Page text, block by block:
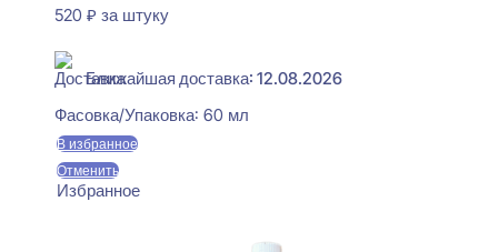
520 ₽ за штуку
Ближайшая доставка: 12.08.2026
Фасовка/Упаковка: 60 мл
В избранное
Отменить
Избранное